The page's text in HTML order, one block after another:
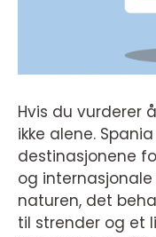
Hvis du vurderer
ikke alene.
destinasjonene
og internasjonale
naturen, det
til strender og et